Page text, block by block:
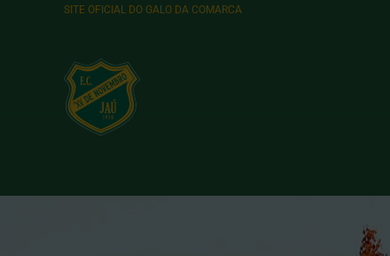
SITE OFICIAL DO GALO DA COMARCA